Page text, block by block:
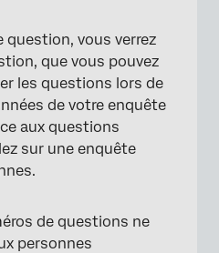
question, vous verrez
que vous pouvez
les questions lors de
de votre enquête
aux questions
sur une enquête
de questions ne
personnes